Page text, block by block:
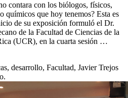
contara con los biólogos, físicos,
químicos que hoy tenemos? Esta es
de su exposición formuló el Dr.
de la Facultad de Ciencias de la
(UCR), en la cuarta sesión …
desarrollo, Facultad, Javier Trejos